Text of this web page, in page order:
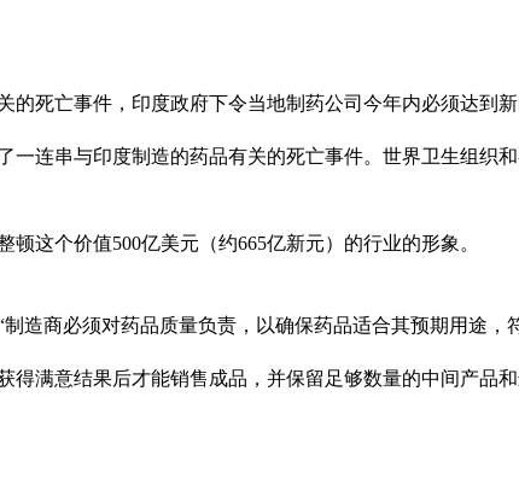
的死亡事件，印度政府下令当地制药公司今年内必须达到新
一连串与印度制造的药品有关的死亡事件。世界卫生组
这个价值500亿美元（约665亿新元）的行业的形象。
造商必须对药品质量负责，以确保药品适合其预期用途
得满意结果后才能销售成品，并保留足够数量的中间产品